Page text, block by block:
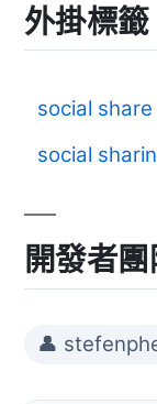
外掛標籤
social share
social
開發者
👤